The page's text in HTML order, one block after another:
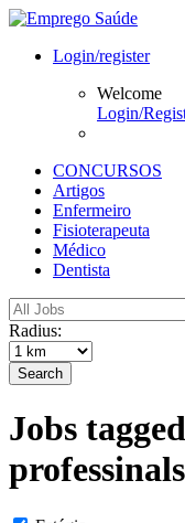
Login/register
Welcome
Login/
CONCURSOS
Artigos
Enfermeiro
Fisioterapeuta
Médico
Dentista
Radius:
Search
Jobs